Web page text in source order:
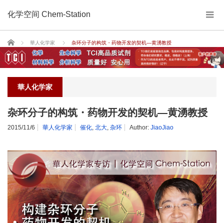
化学空间 Chem-Station
Home 華人化学家 杂环分子的构筑・药物开发的契机—黄湧教授
華人化学家
杂环分子的构筑・药物开发的契机—黄湧教授
2015/11/6 華人化学家 催化 北大 杂环 Author: JiaoJiao